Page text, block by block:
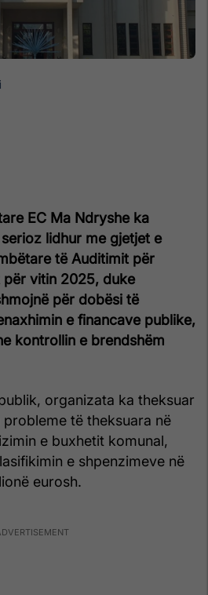
EC Ma Ndryshe ka
lidhur me gjetjet e
të Auditimit për
për vitin 2025, duke
për dobësi të
e financave publike,
kontrollin e brendshëm
organizata ka theksuar
të theksuara në
e buxhetit komunal,
e shpenzimeve në
eurosh.